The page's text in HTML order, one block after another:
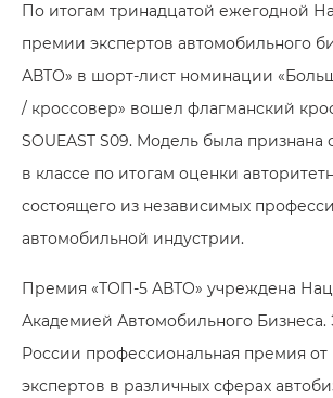
По итогам тринадцатой ежегодной
премии экспертов автомобильного
АВТО» в шорт-лист номинации
/ кроссовер» вошел флагманский
SOUEAST S09. Модель была
в классе по итогам оценки
состоящего из независимых
автомобильной индустрии.
Премия «ТОП-5 АВТО» учреждена
Академией Автомобильного Бизнеса.
России профессиональная премия
экспертов в различных сферах